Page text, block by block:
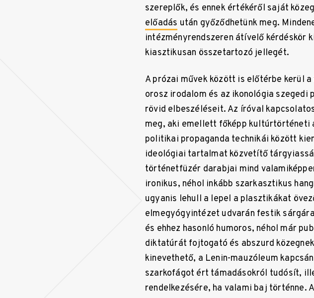
szereplők, és ennek értékéről saját
előadás után győződhetünk meg.
intézményrendszeren átívelő kérdéskör
kiasztikusan összetartozó jellegét.
A prózai művek között is előtérbe kerül
orosz irodalom és az ikonológia
rövid elbeszéléseit. Az íróval
meg, aki emellett főképp kultúrtörténeti
politikai propaganda technikái között
ideológiai tartalmat közvetítő
történetfüzér darabjai mind
ironikus, néhol inkább szarkasztikus
ugyanis lehull a lepel a plasztikákat
elmegyógyintézet udvarán festik
és ehhez hasonló humoros, néhol már
diktatúrát fojtogató és abszurd
kinevethető, a Lenin-mauzóleum
szarkofágot ért támadásokról tudósít,
rendelkezésére, ha valami baj történne.